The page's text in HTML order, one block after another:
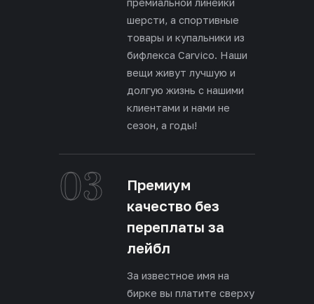
премиальной линейки
шерсти, а спортивные
товары и купальники из
бифлекса Carvico. Наши
вещи живут лучшую и
долгую жизнь с нашими
клиентами и нами не
сезон, а годы!
03
Премиум
качество без
переплаты за
лейбл
За известное имя на
бирке вы платите сверху